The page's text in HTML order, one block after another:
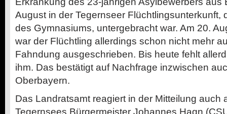
August in der Tegernseer Flüchtlingsunterkunft,
des Gymnasiums, untergebracht war. Am 20.
war der Flüchtling allerdings schon nicht mehr
Fahndung ausgeschrieben. Bis heute fehlt
ihm. Das bestätigt auf Nachfrage inzwischen
Oberbayern.
Das Landratsamt reagiert in der Mitteilung auch
Tegernsees Bürgermeister Johannes Hagn